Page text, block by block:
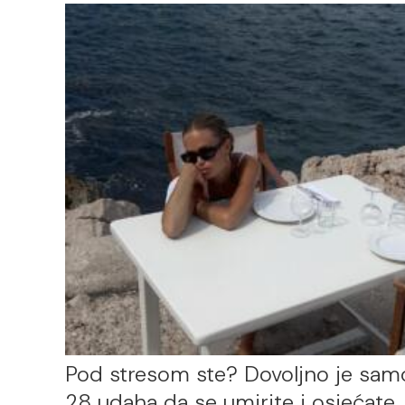
Pod stresom ste? Dovoljno je